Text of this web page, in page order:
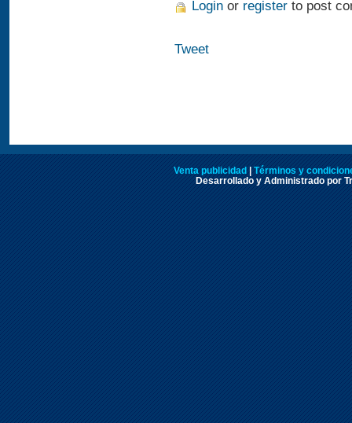
Login or register to post
Tweet
Venta publicidad | Términos y
Desarrollado y Administrado por